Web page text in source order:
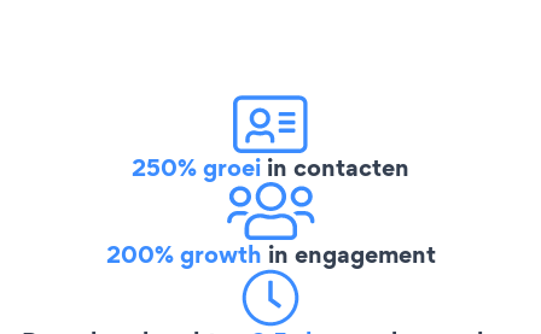
250% groei in contacten
200% growth in engagement